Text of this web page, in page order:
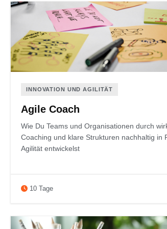
INNOVATION UND AGILITÄT
Agile Coach
Wie Du Teams und Organisationen durch
Coaching und klare Strukturen nachhaltig in
Agilität entwickelst
10 Tage